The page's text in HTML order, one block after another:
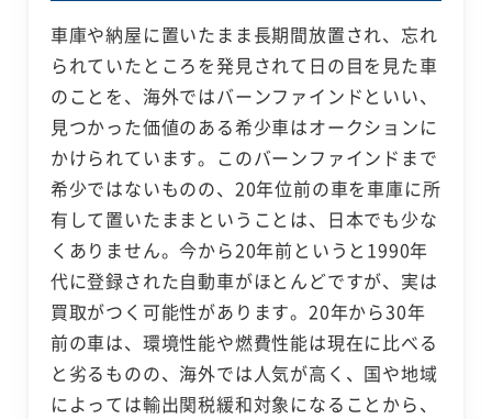
車庫や納屋に置いたまま長期間放置され、忘れ
られていたところを発見されて日の目を見た車
のことを、海外ではバーンファインドといい、
見つかった価値のある希少車はオークションに
かけられています。このバーンファインドまで
希少ではないものの、20年位前の車を車庫に所
有して置いたままということは、日本でも少な
くありません。今から20年前というと1990年
代に登録された自動車がほとんどですが、実は
買取がつく可能性があります。20年から30年
前の車は、環境性能や燃費性能は現在に比べる
と劣るものの、海外では人気が高く、国や地域
によっては輸出関税緩和対象になることから、